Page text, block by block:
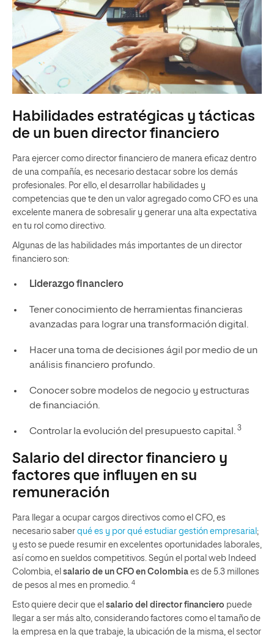
Habilidades estratégicas y tácticas
de un buen director financiero
Para ejercer como director financiero de manera eficaz dentro
de una compañía, es necesario destacar sobre los demás
profesionales. Por ello, el desarrollar habilidades y
competencias que te den un valor agregado como CFO es una
excelente manera de sobresalir y generar una alta expectativa
en tu rol como directivo.
Algunas de las habilidades más importantes de un director
financiero son:
Liderazgo financiero
Tener conocimiento de herramientas financieras
avanzadas para lograr una transformación digital.
Hacer una toma de decisiones ágil por medio de un
análisis financiero profundo.
Conocer sobre modelos de negocio y estructuras
de financiación.
Controlar la evolución del presupuesto capital. 3
Salario del director financiero y
factores que influyen en su
remuneración
Para llegar a ocupar cargos directivos como el CFO, es
necesario saber qué es y por qué estudiar gestión empresarial ;
y esto se puede resumir en excelentes oportunidades laborales,
así como en sueldos competitivos. Según el portal web Indeed
Colombia, el salario de un CFO en Colombia es de 5.3 millones
de pesos al mes en promedio. 4
Esto quiere decir que el salario del director financiero puede
llegar a ser más alto, considerando factores como el tamaño de
la empresa en la que trabaje, la ubicación de la misma, el sector